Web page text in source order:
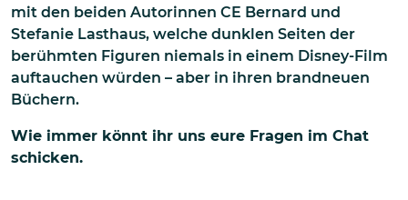
mit den beiden Autorinnen CE Bernard und
Stefanie Lasthaus, welche dunklen Seiten der
berühmten Figuren niemals in einem Disney-Film
auftauchen würden – aber in ihren brandneuen
Büchern.
Wie immer könnt ihr uns eure Fragen im Chat
schicken.